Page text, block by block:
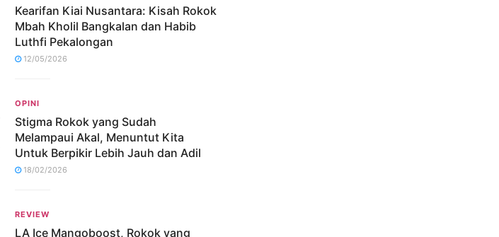
Kearifan Kiai Nusantara: Kisah Rokok
Mbah Kholil Bangkalan dan Habib
Luthfi Pekalongan
12/05/2026
OPINI
Stigma Rokok yang Sudah
Melampaui Akal, Menuntut Kita
Untuk Berpikir Lebih Jauh dan Adil
18/02/2026
REVIEW
LA Ice Mangoboost, Rokok yang